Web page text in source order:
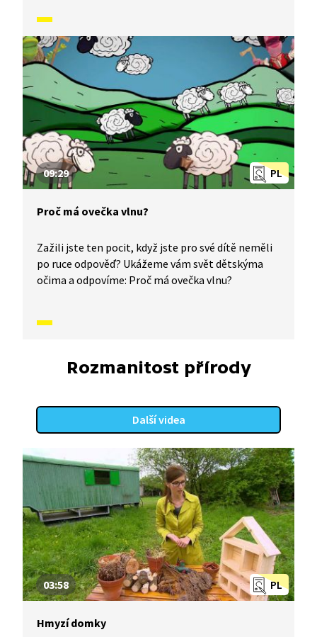
PL
09:29
Proč má ovečka vlnu?
Zažili jste ten pocit, když jste pro své dítě neměli
po ruce odpověď? Ukážeme vám svět dětskýma
očima a odpovíme: Proč má ovečka vlnu?
Rozmanitost přírody
Další videa
PL
03:58
Hmyzí domky